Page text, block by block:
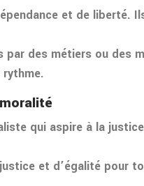
et de liberté.
des métiers ou des
qui aspire à la
et d’égalité pour